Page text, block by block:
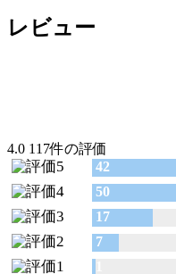
レビュー
4.0 117件の評価
42
50
17
7